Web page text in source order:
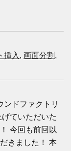
挿入 , 画面分割 ,
ンドファクトリ
ていただいた
今回も前回以
きました！ 本